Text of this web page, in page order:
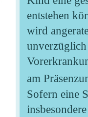
entstehen
wird
am
Sofern eine